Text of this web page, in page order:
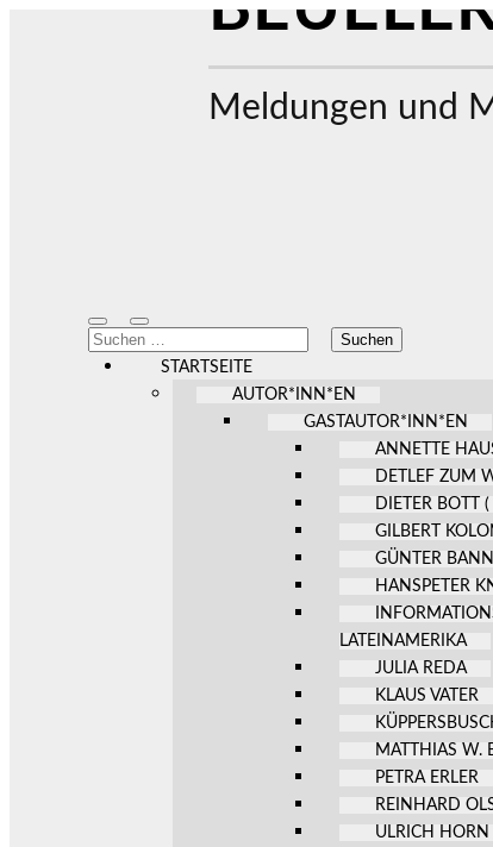
Meldungen und
Mobile-
Menü
ein-/ausblenden
Suchfeld
ein-/ausblenden
Suchen
nach:
STARTSEITE
AUTOR*INN*EN
GASTAUTOR*INN*EN
ANNETTE
DETLEF ZUM
DIETER BOTT (
GILBERT
GÜNTER
HANSPETER
LATEINAMERIKA
JULIA REDA
KLAUS VATER
MATTHIAS W.
PETRA ERLER
REINHARD
ULRICH HORN